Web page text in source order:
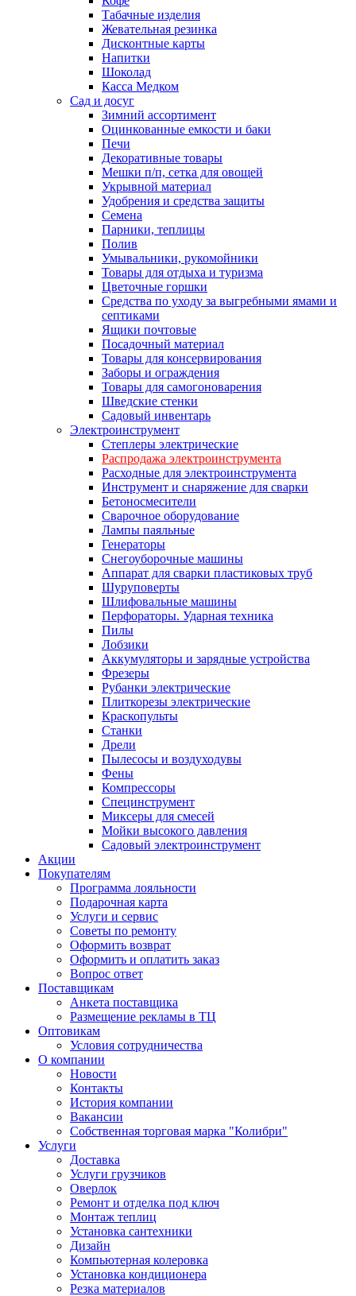
Табачные изделия
Жевательная резинка
Дисконтные карты
Напитки
Шоколад
Касса Медком
Сад и досуг
Зимний ассортимент
Оцинкованные емкости и баки
Печи
Декоративные товары
Мешки п/п, сетка для овощей
Укрывной материал
Удобрения и средства защиты
Семена
Парники, теплицы
Полив
Умывальники, рукомойники
Товары для отдыха и туризма
Цветочные горшки
Средства по уходу за выгребными ямами и
септиками
Ящики почтовые
Посадочный материал
Товары для консервирования
Заборы и ограждения
Товары для самогоноварения
Шведские стенки
Садовый инвентарь
Электроинструмент
Степлеры электрические
Распродажа электроинструмента
Расходные для электроинструмента
Инструмент и снаряжение для сварки
Бетоносмесители
Сварочное оборудование
Лампы паяльные
Генераторы
Снегоуборочные машины
Аппарат для сварки пластиковых труб
Шуруповерты
Шлифовальные машины
Перфораторы. Ударная техника
Пилы
Лобзики
Аккумуляторы и зарядные устройства
Фрезеры
Рубанки электрические
Плиткорезы электрические
Краскопульты
Станки
Дрели
Пылесосы и воздуходувы
Фены
Компрессоры
Специнструмент
Миксеры для смесей
Мойки высокого давления
Садовый электроинструмент
Акции
Покупателям
Программа лояльности
Подарочная карта
Услуги и сервис
Советы по ремонту
Оформить возврат
Оформить и оплатить заказ
Вопрос ответ
Поставщикам
Анкета поставщика
Размещение рекламы в ТЦ
Оптовикам
Условия сотрудничества
О компании
Новости
Контакты
История компании
Вакансии
Собственная торговая марка "Колибри"
Услуги
Доставка
Услуги грузчиков
Оверлок
Ремонт и отделка под ключ
Монтаж теплиц
Установка сантехники
Дизайн
Компьютерная колеровка
Установка кондиционера
Резка материалов